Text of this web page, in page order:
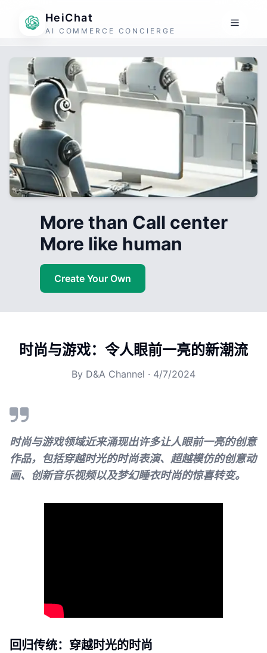
HeiChat
AI COMMERCE CONCIERGE
More than Call center
More like human
Create Your Own
时尚与游戏：令人眼前一亮的新潮流
By D&A Channel · 4/7/2024
时尚与游戏领域近来涌现出许多让人眼前一亮的创意
作品，包括穿越时光的时尚表演、超越模仿的创意动
画、创新音乐视频以及梦幻睡衣时尚的惊喜转变。
回归传统：穿越时光的时尚